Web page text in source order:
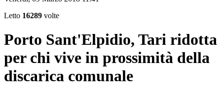
Letto 16289 volte
Porto Sant'Elpidio, Tari ridotta
per chi vive in prossimità della
discarica comunale